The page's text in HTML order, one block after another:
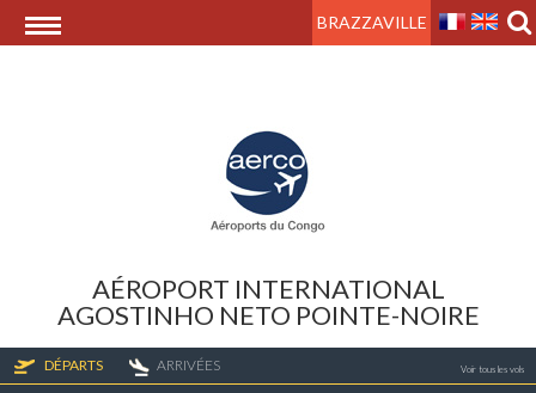
BRAZZAVILLE
AÉROPORT INTERNATIONAL
AGOSTINHO NETO POINTE-NOIRE
DÉPARTS ARRIVÉES Voir tous les vols